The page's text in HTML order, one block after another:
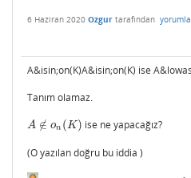
6 Haziran 2020 Ozgur tarafından
A&isin;on(K)A&isin;on(K) ise
Tanım olamaz.
A ∉ on (K )
A∉o n(K) ise ne yapacağız?
(O yazılan doğru bu iddia )